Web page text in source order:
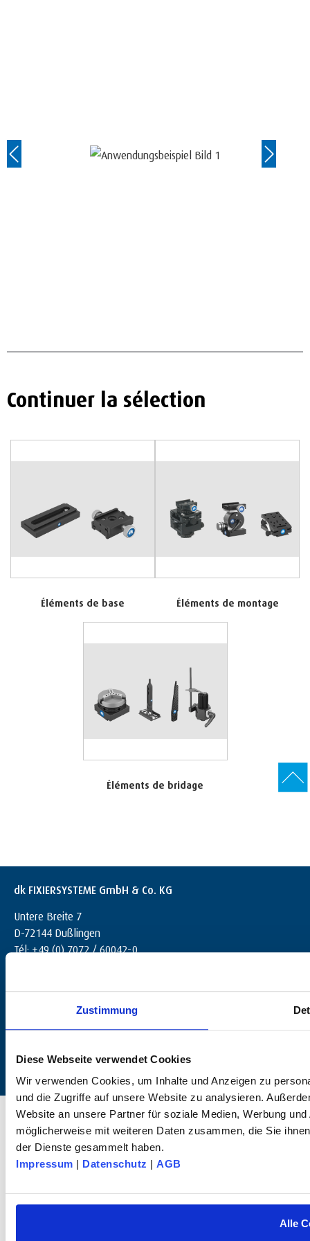
Zustimmung
Diese Webseite verwendet Cookies
Wir verwenden Cookies, um Inhalte und Anzeigen zu
und die Zugriffe auf unsere Website zu analysieren.
Website an unsere Partner für soziale Medien, Werbung
möglicherweise mit weiteren Daten zusammen, die Sie
der Dienste gesammelt haben.
Impressum | Datenschutz | AGB
Alle
Continuer la sélection
Éléments de base Éléments de montage
Éléments de bridage
dk FIXIERSYSTEME GmbH & Co. KG
Untere Breite 7
D-72144 Dußlingen
Tél: +49 (0) 7072 / 60042-0
© 2025 dk FIXIERSYSTEME GmbH & Co. KG – Tous droits réservés.